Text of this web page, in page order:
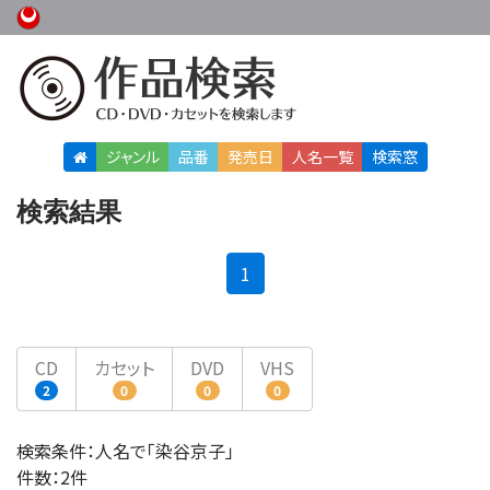
ジャンル 品番 発売日 人名一覧 検索窓
検索結果
1
CD
2
カセット
0
DVD
0
VHS
0
検索条件：人名で「染谷京子」
件数：2件